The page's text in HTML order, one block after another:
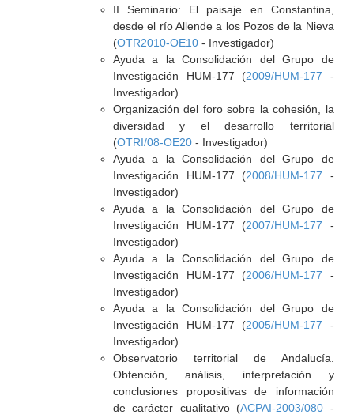
II Seminario: El paisaje en Constantina,
desde el río Allende a los Pozos de la Nieva
(OTR2010-OE10- Investigador)
Ayuda a la Consolidación del Grupo de
Investigación HUM-177 (2009/HUM-177 -
Investigador)
Organización del foro sobre la cohesión, la
diversidad y el desarrollo territorial
(OTRI/08-OE20- Investigador)
Ayuda a la Consolidación del Grupo de
Investigación HUM-177 (2008/HUM-177 -
Investigador)
Ayuda a la Consolidación del Grupo de
Investigación HUM-177 (2007/HUM-177 -
Investigador)
Ayuda a la Consolidación del Grupo de
Investigación HUM-177 (2006/HUM-177 -
Investigador)
Ayuda a la Consolidación del Grupo de
Investigación HUM-177 (2005/HUM-177 -
Investigador)
Observatorio territorial de Andalucía.
Obtención, análisis, interpretación y
conclusiones propositivas de información
de carácter cualitativo (ACPAI-2003/080 -